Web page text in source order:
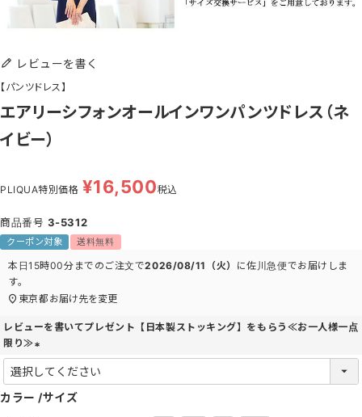
レビューを書く
【パンツドレス】
エアリーシフォンオールインワンパンツドレス（ネ
イビー）
PLIQUA特別価格 ¥16,500税込
商品番号 3-5312
クーポン対象 送料無料
本日15時00分 までのご注文で2026/08/11（火） に佐川急便でお届けしま
す。
東京都 お届け先を変更
レビューを書いてプレゼント【日本製ストッキング】をもらう≪お一人様一点
限り≫
必
須
カラー サイズ